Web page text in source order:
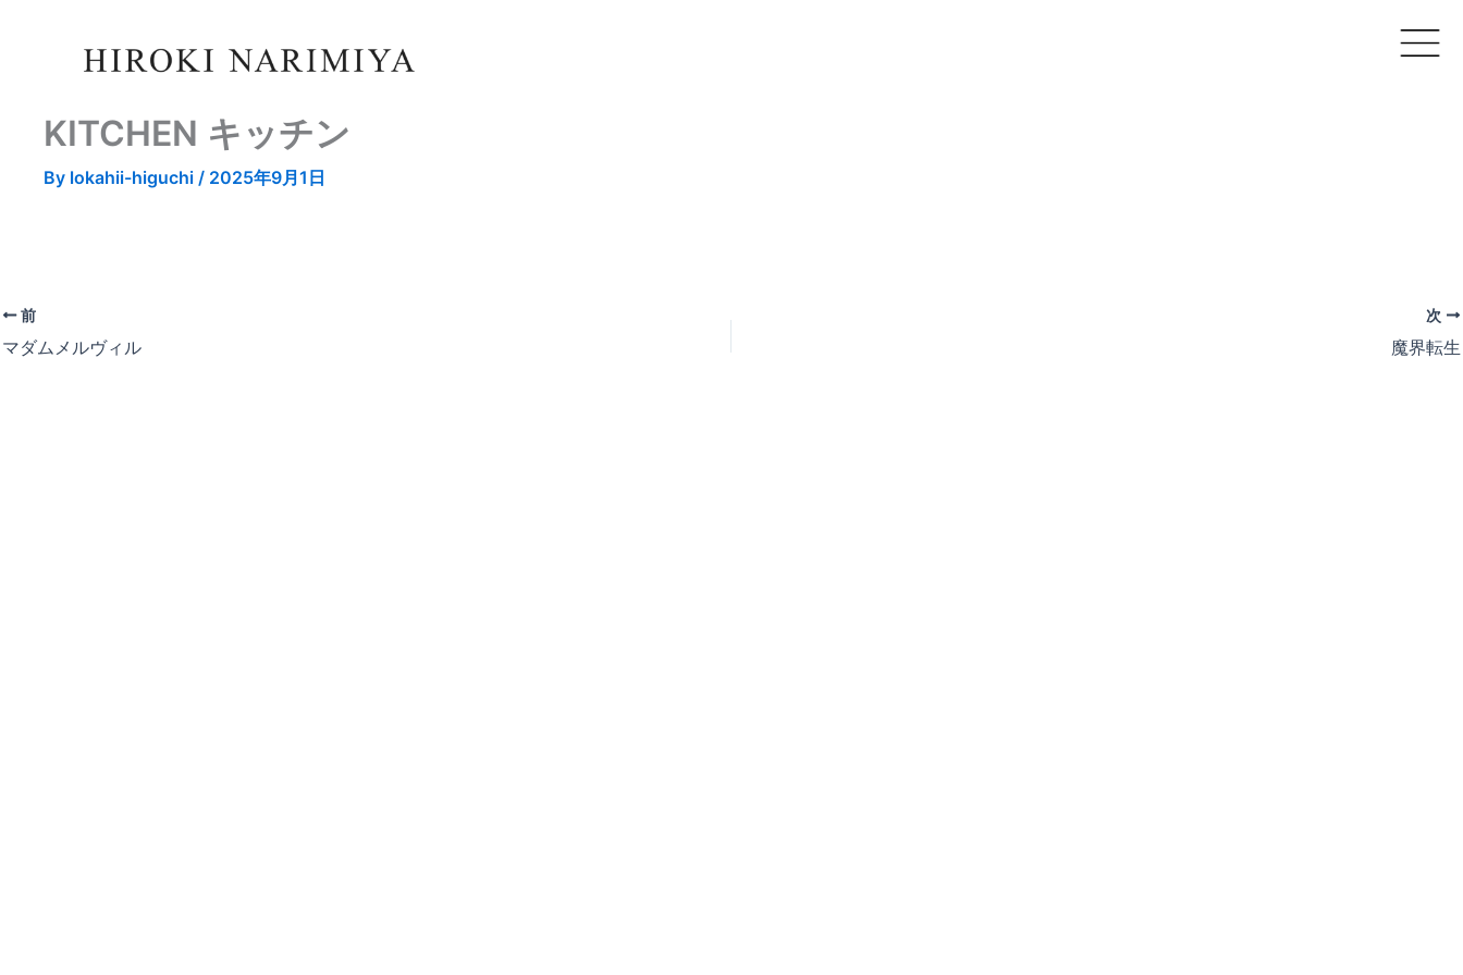
KITCHEN キッチン
By lokahii-higuchi / 2025年9月1日
前
マダムメルヴィル
次
魔界転生